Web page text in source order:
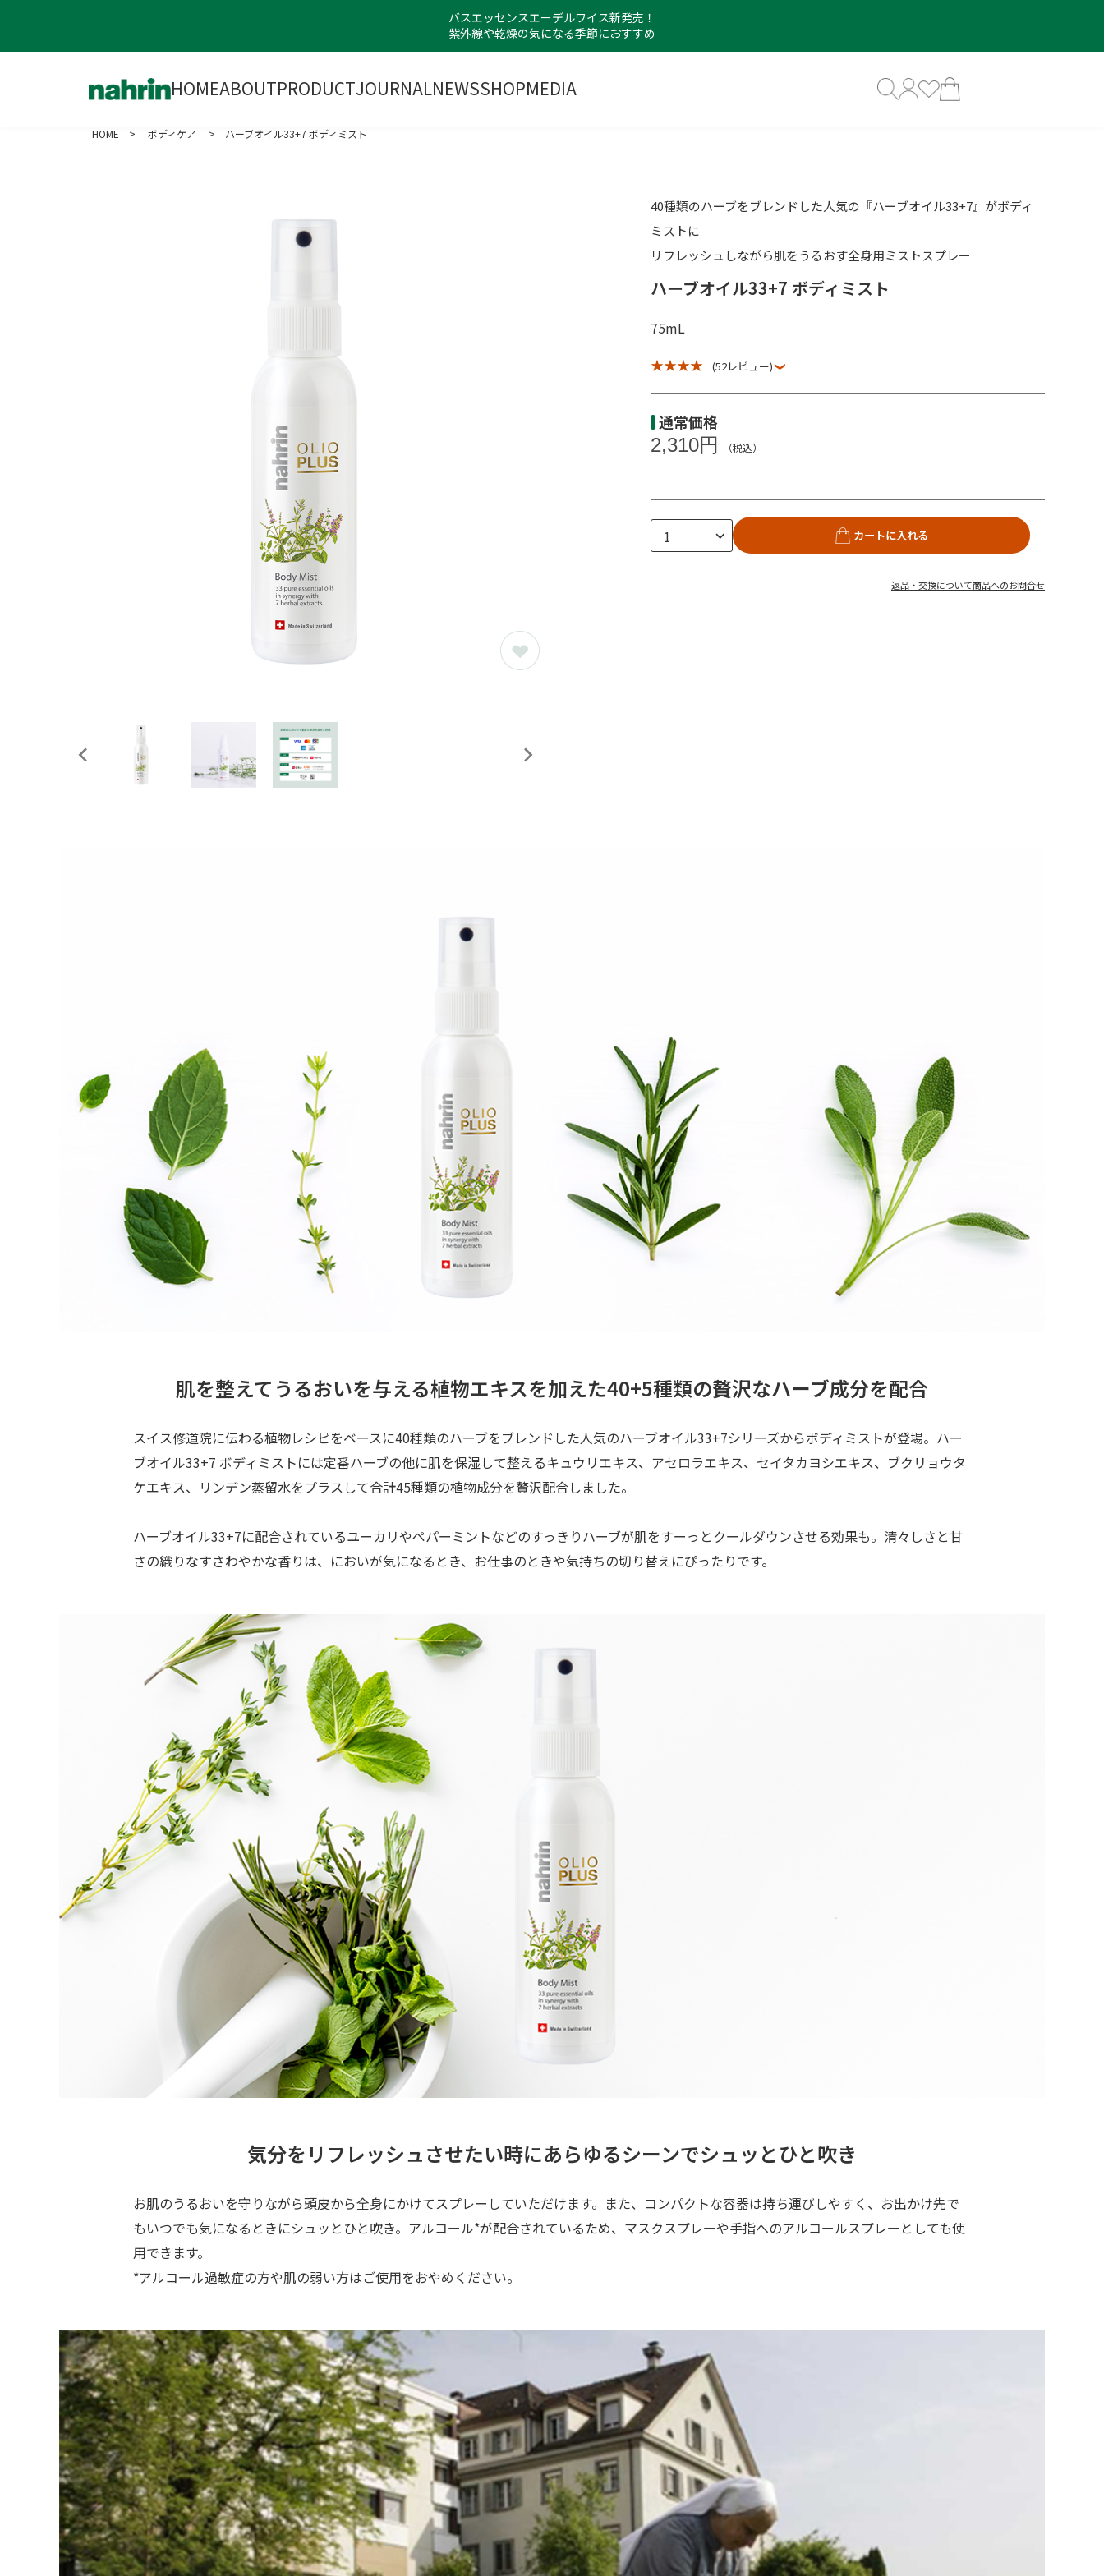
バスエッセンスエーデルワイス新発売！
紫外線や乾燥の気になる季節におすすめ
HOMEABOUTPRODUCTJOURNALNEWSSHOPMEDIA
HOME > ボディケア > ハーブオイル33+7 ボディミスト
40種類のハーブをブレンドした人気の『ハーブオイル33+7』がボディ
ミストに
リフレッシュしながら肌をうるおす全身用ミストスプレー
ハーブオイル33+7 ボディミスト
75mL
★ ★ ★ ★
(52レビュー)
通常価格
2,310円 （税込）
カートに入れる
返品・交換について商品へのお問合せ
肌を整えてうるおいを与える植物エキスを加えた40+5種類の贅沢なハーブ成分を配合
スイス修道院に伝わる植物レシピをベースに40種類のハーブをブレンドした人気のハーブオイル33+7シリーズからボディミストが登場。ハー
ブオイル33+7 ボディミストには定番ハーブの他に肌を保湿して整えるキュウリエキス、アセロラエキス、セイタカヨシエキス、ブクリョウタ
ケエキス、リンデン蒸留水をプラスして合計45種類の植物成分を贅沢配合しました。
ハーブオイル33+7に配合されているユーカリやペパーミントなどのすっきりハーブが肌をすーっとクールダウンさせる効果も。清々しさと甘
さの織りなすさわやかな香りは、においが気になるとき、お仕事のときや気持ちの切り替えにぴったりです。
気分をリフレッシュさせたい時にあらゆるシーンでシュッとひと吹き
お肌のうるおいを守りながら頭皮から全身にかけてスプレーしていただけます。また、コンパクトな容器は持ち運びしやすく、お出かけ先で
もいつでも気になるときにシュッとひと吹き。アルコール*が配合されているため、マスクスプレーや手指へのアルコールスプレーとしても使
用できます。
*アルコール過敏症の方や肌の弱い方はご使用をおやめください。